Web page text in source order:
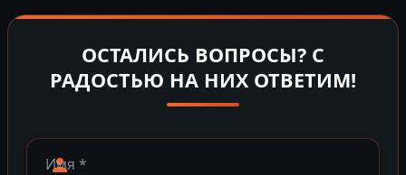
ОСТАЛИСЬ ВОПРОСЫ? С
РАДОСТЬЮ НА НИХ ОТВЕТИМ!